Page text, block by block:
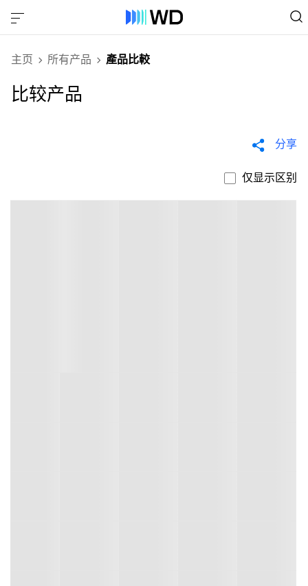
主页 所有产品 產品比較
比较产品
分享
仅显示区别